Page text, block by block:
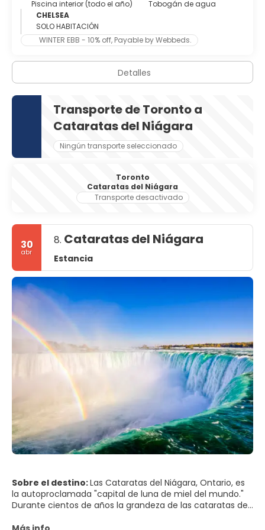
y nuevas miradas audaces de las atracciones e
instalaciones famosas. La experiencia de la tapa teatro,
cocina internacional, tiendas y un calendario completo
de las principales ligas deportivas y eventos especiales. Es
Piscina interior (todo el año)
Tobogán de agua
CHELSEA
SOLO HABITACIÓN
WINTER EBB - 10% off, Payable by Webbeds.
Detalles
Transporte de Toronto a
Cataratas del Niágara
Ningún transporte seleccionado
Toronto
Cataratas del Niágara
Transporte desactivado
30
abr
8. Cataratas del Niágara
Estancia
Sobre el destino:Las Cataratas del Niágara, Ontario, es
la autoproclamada "capital de luna de miel del mundo."
Durante cientos de años la grandeza de las cataratas del
Cataratas del Niágara también son consideradas por